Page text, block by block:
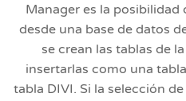
Manager es la posibilidad
desde una base de datos
se crean las tablas de
insertarlas como una
tabla DIVI. Si la selección